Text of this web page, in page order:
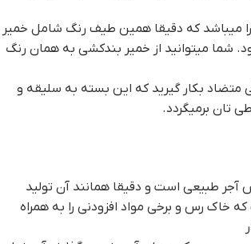
میباشد که دقیقا همین طیف رنگ شامل خمیر
شما میتوانید از خمیر بندکشی به همان رنگ
متضاد بکار گیرید که این بسته به سلیقه و
تان برمیگردد.
آجر طبیعی است و دقیقا همانند آن تولید
خاک رس و برخی مواد افزودنی را به همراه